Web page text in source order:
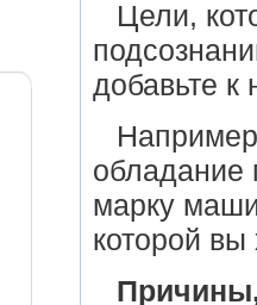
Цели,
добавьте к
обладание
марку
которой вы